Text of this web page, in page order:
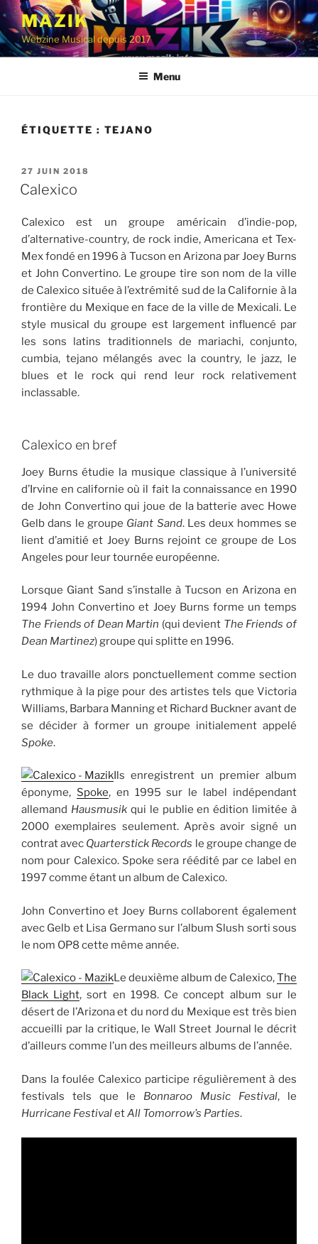
Aller
contenu
principal
MAZIK
Webzine Musical depuis 2017
Menu
ÉTIQUETTE : TEJANO
PUBLIÉ
LE
27 JUIN 2018
Calexico
Calexico est un groupe américain d’indie-pop,
d’alternative-country, de rock indie, Americana et Tex-
Mex fondé en 1996 à Tucson en Arizona par Joey Burns
et John Convertino. Le groupe tire son nom de la ville
de Calexico située à l’extrémité sud de la Californie à la
frontière du Mexique en face de la ville de Mexicali. Le
style musical du groupe est largement influencé par
les sons latins traditionnels de mariachi, conjunto,
cumbia, tejano mélangés avec la country, le jazz, le
blues et le rock qui rend leur rock relativement
inclassable.
Calexico en bref
Joey Burns étudie la musique classique à l’université
d’Irvine en californie où il fait la connaissance en 1990
de John Convertino qui joue de la batterie avec Howe
Gelb dans le groupe Giant Sand. Les deux hommes se
lient d’amitié et Joey Burns rejoint ce groupe de Los
Angeles pour leur tournée européenne.
Lorsque Giant Sand s’installe à Tucson en Arizona en
1994 John Convertino et Joey Burns forme un temps
The Friends of Dean Martin (qui devient The Friends of
Dean Martinez) groupe qui splitte en 1996.
Le duo travaille alors ponctuellement comme section
rythmique à la pige pour des artistes tels que Victoria
Williams, Barbara Manning et Richard Buckner avant de
se décider à former un groupe initialement appelé
Spoke.
Ils enregistrent un premier album
éponyme, Spoke, en 1995 sur le label indépendant
allemand Hausmusikqui le publie en édition limitée à
2000 exemplaires seulement. Après avoir signé un
contrat avec Quarterstick Records le groupe change de
nom pour Calexico. Spoke sera réédité par ce label en
1997 comme étant un album de Calexico.
John Convertino et Joey Burns collaborent également
avec Gelb et Lisa Germano sur l’album Slush sorti sous
le nom OP8 cette même année.
Le deuxième album de Calexico,The
Black Light, sort en 1998. Ce concept album sur le
désert de l’Arizona et du nord du Mexique est très bien
accueilli par la critique, le Wall Street Journal le décrit
d’ailleurs comme l’un des meilleurs albums de l’année.
Dans la foulée Calexico participe régulièrement à des
festivals tels que le Bonnaroo Music Festival, le
Hurricane FestivaletAll Tomorrow’s Parties.